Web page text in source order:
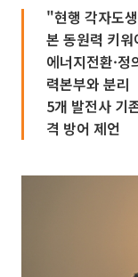
"현행 각자도
본 동원력 키
에너지전환·
력본부와 분리
5개 발전사 기
격 방어 제언